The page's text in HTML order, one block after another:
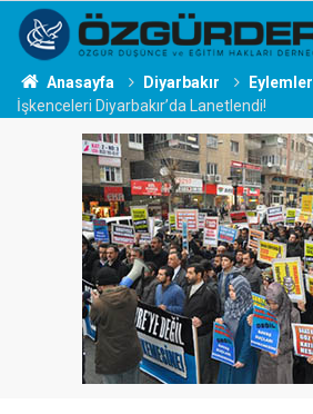
Anasayfa Diyarbakır Eylemler
İşkenceleri Diyarbakır’da Lanetlendi!